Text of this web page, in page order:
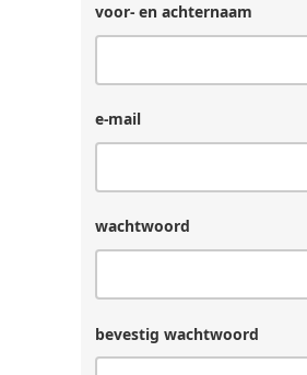
voor- en achternaam
e-mail
wachtwoord
bevestig wachtwoord
achternaam
(laat
als
een
mens